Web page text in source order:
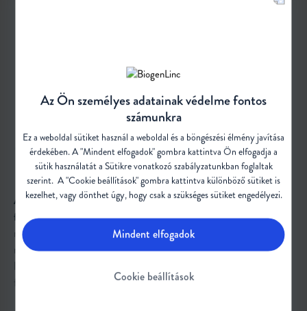
Az Ön személyes adatainak védelme fontos
számunkra
Ez a weboldal sütiket használ a weboldal és a böngészési élmény javítása
érdekében. A "Mindent elfogadok" gombra kattintva Ön elfogadja a
sütik használatát a Sütikre vonatkozó szabályzatunkban foglaltak
szerint. A "Cookie beállítások" gombra kattintva különböző sütiket is
kezelhet, vagy dönthet úgy, hogy csak a szükséges sütiket engedélyezi.
Mindent elfogadok
Cookie beállítások
1. LÉGZŐSZERVI
A gerincvelői izomsorvadás esetében a légzőszervi gondozás a
figyelem középpontjában áll.A mellkasi izomgyengeség
megnehezítheti a légzést vagy a hatékony köhögést, és
megnövelheti a fertőzések kockázatát. A légzőszervi gondozási
lehetőségek nem invazív és invazív technikákat is magukba
foglalnak.